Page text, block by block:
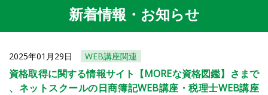
新着情報・お知らせ
2025年01月29日 WEB講座関連
資格取得に関する情報サイト【MOREな資格図鑑】さまで
、ネットスクールの日商簿記WEB講座・税理士WEB講座